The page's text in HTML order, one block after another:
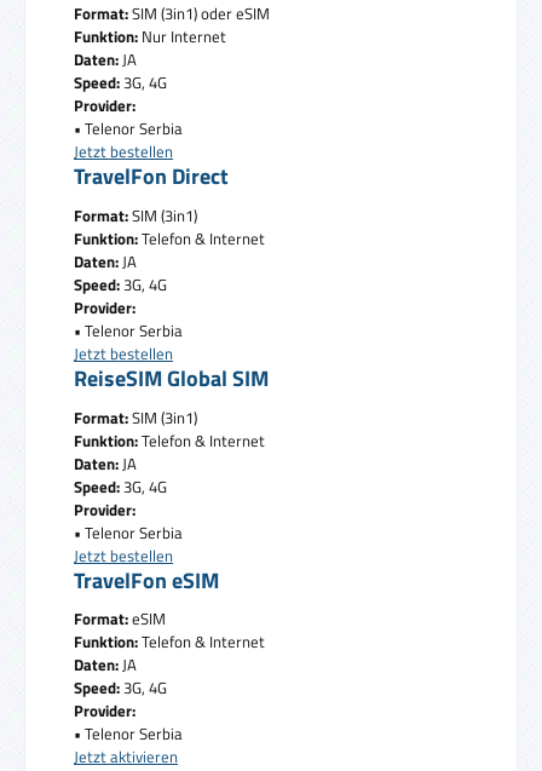
Format:SIM (3in1) oder eSIM
Funktion: Nur Internet
Daten:JA
Speed:3G, 4G
Provider:
• Telenor Serbia
Jetzt bestellen
TravelFon Direct
Format:SIM (3in1)
Funktion:Telefon & Internet
Daten: JA
Speed:3G, 4G
Provider:
• Telenor Serbia
Jetzt bestellen
ReiseSIM Global SIM
Format:SIM (3in1)
Funktion:Telefon & Internet
Daten: JA
Speed:3G, 4G
Provider:
• Telenor Serbia
Jetzt bestellen
TravelFon eSIM
Format:eSIM
Funktion:Telefon & Internet
Daten:JA
Speed:3G, 4G
Provider:
• Telenor Serbia
Jetzt aktivieren